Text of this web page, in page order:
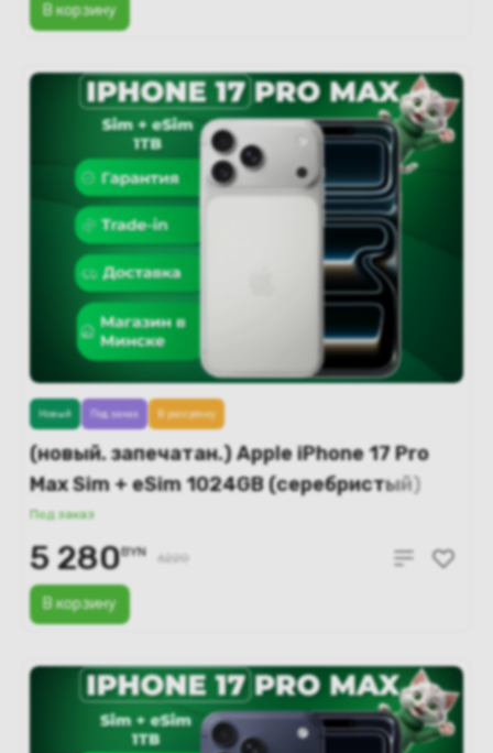
В корзину
(новый. запечатан.) Apple iPhone 17 Pro
Max Sim + eSim 1024GB (серебристый)
A3526
Под заказ
В корзину
Новый Под заказ В рассрочку
5 280BYN 6220